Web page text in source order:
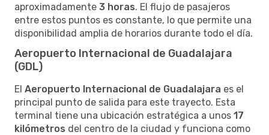
aproximadamente 3 horas. El flujo de pasajeros
entre estos puntos es constante, lo que permite una
disponibilidad amplia de horarios durante todo el día.
Aeropuerto Internacional de Guadalajara
(GDL)
El Aeropuerto Internacional de Guadalajara es el
principal punto de salida para este trayecto. Esta
terminal tiene una ubicación estratégica a unos 17
kilómetros del centro de la ciudad y funciona como